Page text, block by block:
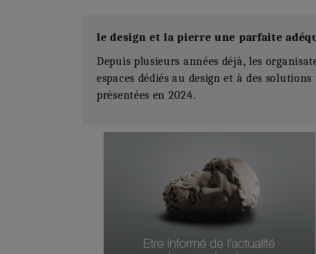
le design et la pierre une parfaite
Depuis plusieurs années déjà, les
espaces dédiés au design et à des
présentées en 2024.
Numéro Du Produit
Type De Produit